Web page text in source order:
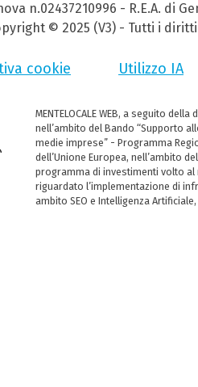
n.02437210996 - R.E.A. di
© 2025 (V3) - Tutti i
cookie Utilizzo IA
MENTELOCALE WEB, a seguito
nell’ambito del Bando “Supporto
medie imprese” - Programma
dell’Unione Europea, nell’ambito
programma di investimenti volto al
riguardato l’implementazione di
ambito SEO e Intelligenza